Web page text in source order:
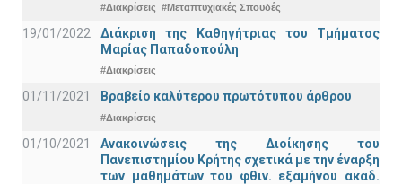
#Διακρίσεις #Μεταπτυχιακές Σπουδές
19/01/2022
Διάκριση της Καθηγήτριας του Τμήματος
Μαρίας Παπαδοπούλη
#Διακρίσεις
01/11/2021 Bραβείο καλύτερου πρωτότυπου άρθρου
#Διακρίσεις
01/10/2021
Ανακοινώσεις της Διοίκησης του
Πανεπιστημίου Κρήτης σχετικά με την έναρξη
των μαθημάτων του φθιν. εξαμήνου ακαδ.